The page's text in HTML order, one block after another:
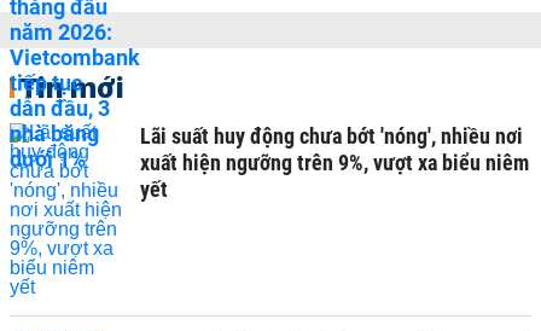
Tin mới
Lãi suất huy động chưa bớt 'nóng', nhiều nơi
xuất hiện ngưỡng trên 9%, vượt xa biểu niêm
yết